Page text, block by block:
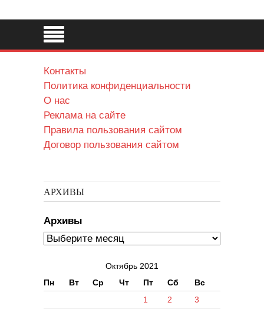
Контакты
Политика конфиденциальности
О нас
Реклама на сайте
Правила пользования сайтом
Договор пользования сайтом
АРХИВЫ
Архивы
Октябрь 2021
Пн
Вт Ср Чт Пт Сб Вс
1 2
3